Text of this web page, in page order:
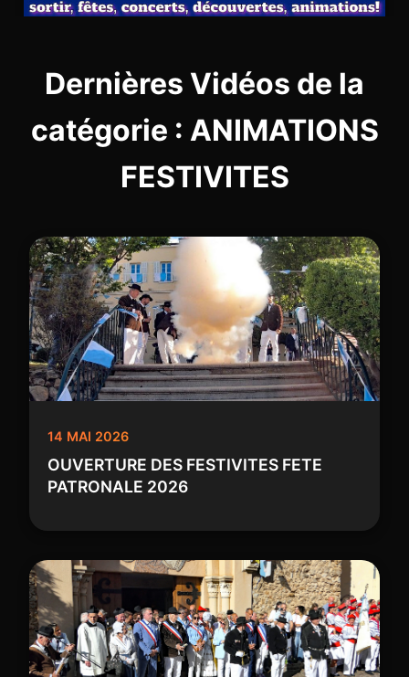
Dernières Vidéos de la
catégorie : ANIMATIONS
FESTIVITES
14 MAI 2026
OUVERTURE DES FESTIVITES FETE
PATRONALE 2026